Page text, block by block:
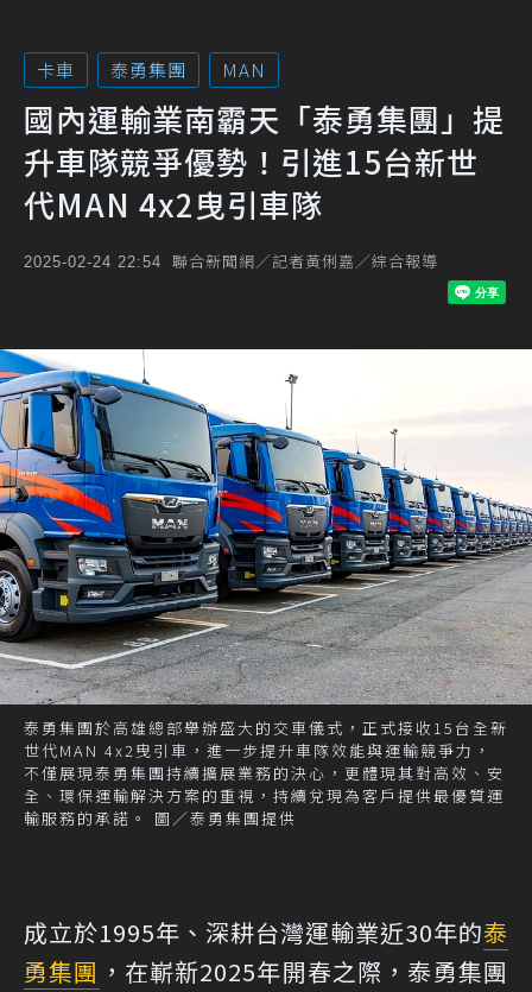
卡車 泰勇集團 MAN
國內運輸業南霸天「泰勇集團」提
升車隊競爭優勢！引進15台新世
代MAN 4x2曳引車隊
2025-02-24 22:54 聯合新聞網／記者黃俐嘉／綜合報導
泰勇集團於高雄總部舉辦盛大的交車儀式，正式接收15台全新
世代MAN 4x2曳引車，進一步提升車隊效能與運輸競爭力，
不僅展現泰勇集團持續擴展業務的決心，更體現其對高效、安
全、環保運輸解決方案的重視，持續兌現為客戶提供最優質運
輸服務的承諾。 圖／泰勇集團提供
成立於1995年、深耕台灣運輸業近30年的泰
勇集團 ，在嶄新2025年開春之際，泰勇集團